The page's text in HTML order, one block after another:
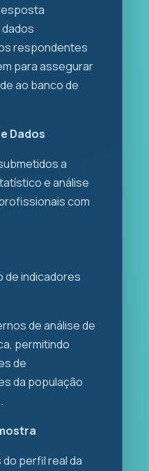
respondentes
para assegurar
ao banco de
Dados
a
e análise
com
de indicadores
de análise de
permitindo
de
da população
perfil real da